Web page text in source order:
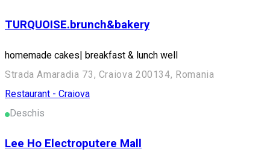
TURQUOISE.brunch&bakery
homemade cakes| breakfast & lunch well
Strada Amaradia 73, Craiova 200134, Romania
Restaurant - Craiova
Deschis
Lee Ho Electroputere Mall